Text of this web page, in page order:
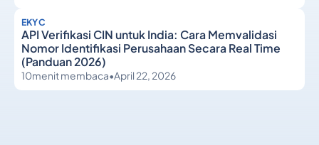
EKYC
API Verifikasi CIN untuk India: Cara Memvalidasi
Nomor Identifikasi Perusahaan Secara Real Time
(Panduan 2026)
10menit membaca•April 22, 2026